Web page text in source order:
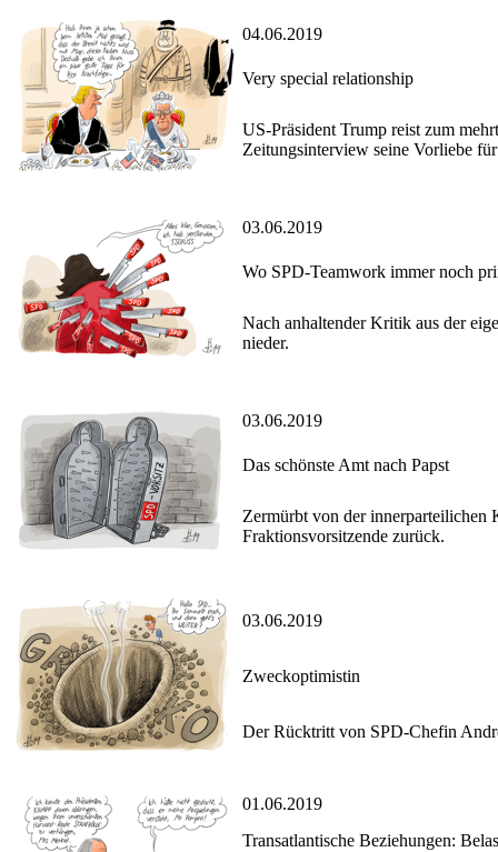
04.06.2019
Very special relationship
US-Präsident Trump reist zum
Zeitungsinterview seine Vorliebe
03.06.2019
Wo SPD-Teamwork immer noch
Nach anhaltender Kritik aus der
nieder.
03.06.2019
Das schönste Amt nach Papst
Zermürbt von der innerparteilichen
Fraktionsvorsitzende zurück.
03.06.2019
Zweckoptimistin
Der Rücktritt von SPD-Chefin
01.06.2019
Transatlantische Beziehungen: